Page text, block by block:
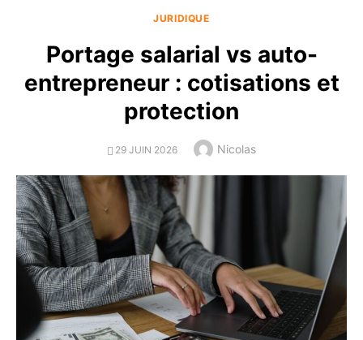
JURIDIQUE
Portage salarial vs auto-
entrepreneur : cotisations et
protection
POSTED
29 JUIN 2026 Author
Nicolas